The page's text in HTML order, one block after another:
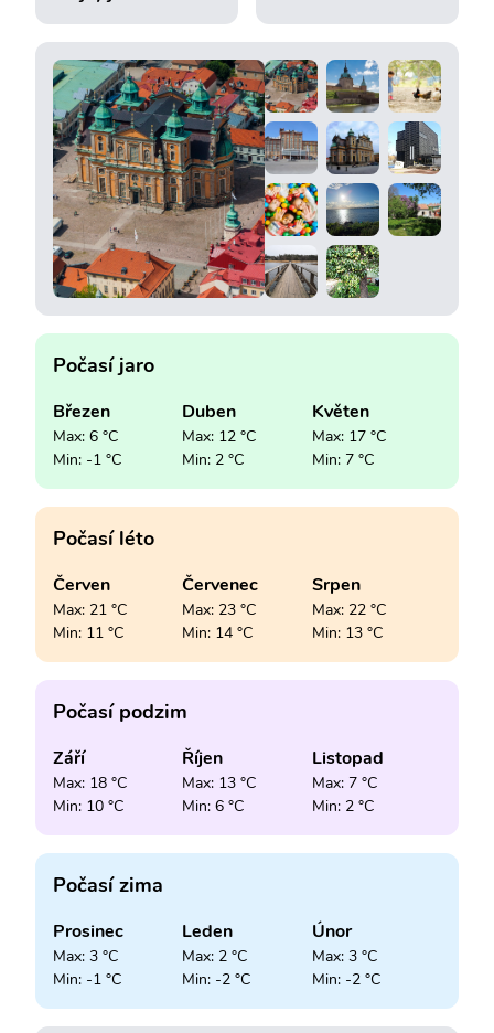
Počasí jaro
Březen
Max: 6 °C
Min: -1 °C
Duben
Max: 12 °C
Min: 2 °C
Květen
Max: 17 °C
Min: 7 °C
Počasí léto
Červen
Max: 21 °C
Min: 11 °C
Červenec
Max: 23 °C
Min: 14 °C
Srpen
Max: 22 °C
Min: 13 °C
Počasí podzim
Září
Max: 18 °C
Min: 10 °C
Říjen
Max: 13 °C
Min: 6 °C
Listopad
Max: 7 °C
Min: 2 °C
Počasí zima
Prosinec
Max: 3 °C
Min: -1 °C
Leden
Max: 2 °C
Min: -2 °C
Únor
Max: 3 °C
Min: -2 °C